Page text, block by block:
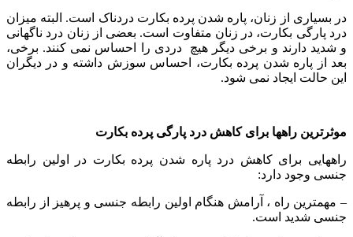
در بسیاری از زنان، پاره شدن پرده بکارت دردناک است. البته میزان
درد پارگی بکارت، در زنان متفاوت است. بعضی از زنان درد ناگهانی
و شدید دارند و برخی دیگر هیچ دردی را احساس نمی کنند. برخی،
بعد از پاره شدن پرده بکارت، احساس سوزش داشته و در دیگران
این حالت ایجاد نمی شود.
موثرترین راهها برای کاهش درد پارگی پرده بکارت
راههایی برای کاهش درد پاره شدن پرده بکارت در اولین رابطه
جنسی وجود دارد:
– مهمترین راه ، آرامش هنگام اولین رابطه جنسی و پرهیز از رابطه
جنسی شدید است.